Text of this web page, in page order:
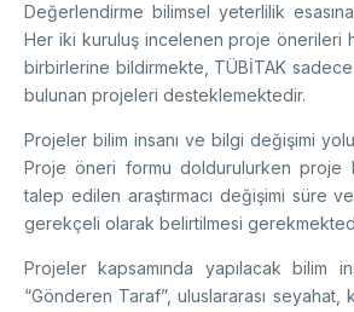
Turkish Industrial Dispatch and
National Metrology E. (UME)
Space Technologies Research E.
Kutup Araştırmaları Enstitüsü (KARE)
Personal Data Protection
Değerlendirme bilimsel yeterlilik
Her iki kuruluş incelenen proje önerileri
birbirlerine bildirmekte, TÜBİTAK
bulunan projeleri desteklemektedir.
Projeler bilim insanı ve bilgi değişimi
Proje öneri formu doldurulurken proje
talep edilen araştırmacı değişimi süre ve
gerekçeli olarak belirtilmesi
Projeler kapsamında yapılacak bilim
“Gönderen Taraf”, uluslararası